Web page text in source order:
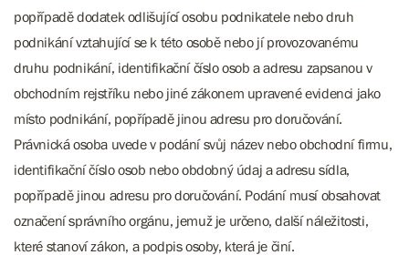
popřípadě dodatek odlišující osobu podnikatele nebo druh
podnikání vztahující se k této osobě nebo jí provozovanému
druhu podnikání, identifikační číslo osob a adresu zapsanou v
obchodním rejstříku nebo jiné zákonem upravené evidenci jako
místo podnikání, popřípadě jinou adresu pro doručování.
Právnická osoba uvede v podání svůj název nebo obchodní firmu,
identifikační číslo osob nebo obdobný údaj a adresu sídla,
popřípadě jinou adresu pro doručování. Podání musí obsahovat
označení správního orgánu, jemuž je určeno, další náležitosti,
které stanoví zákon, a podpis osoby, která je činí.